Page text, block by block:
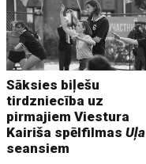
Sāksies biļešu
tirdzniecība uz
pirmajiem Viestura
Kairiša spēlfilmasUļa
seansiem